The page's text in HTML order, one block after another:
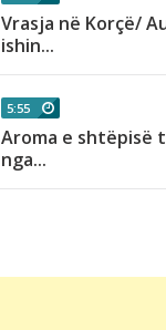
Vrasja në Korçë/
ishin...
5:55
Aroma e shtëpisë
nga...